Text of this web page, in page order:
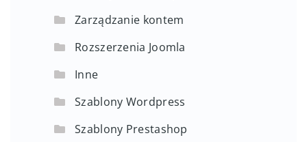
Zarządzanie kontem
Rozszerzenia Joomla
Inne
Szablony Wordpress
Szablony Prestashop